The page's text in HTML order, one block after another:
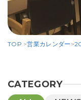
TOP >営業カレンダー >
CATEGORY